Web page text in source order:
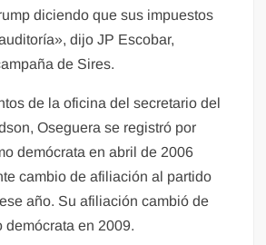
diciendo que sus impuestos
dijo JP Escobar,
de Sires.
de la oficina del secretario del
Oseguera se registró por
demócrata en abril de 2006
cambio de afiliación al partido
año. Su afiliación cambió de
demócrata en 2009.